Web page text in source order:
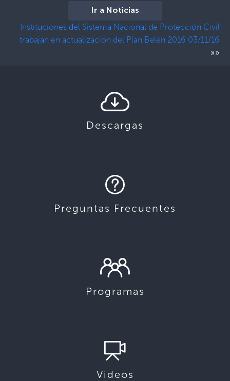
Ir a Noticias
Instituciones del Sistema Nacional de Protección Civil
trabajan en actualización del Plan Belén 2016 03/11/16
»»
Descargas
Preguntas Frecuentes
Programas
Videos